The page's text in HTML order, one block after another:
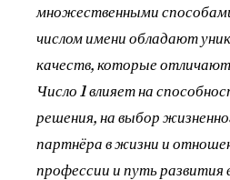
множественными
числом имени обладают
качеств, которые
Число 1 влияет на
решения, на выбор
партнёра в жизни и
профессии и путь развития